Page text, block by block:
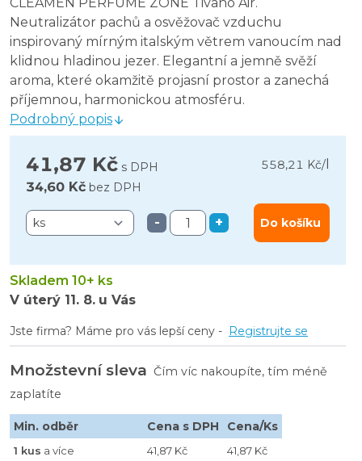
Neutralizátor pachů a osvěžovač vzduchu
inspirovaný mírným italským větrem vanoucím nad
klidnou hladinou jezer. Elegantní a jemně svěží
aroma, které okamžitě projasní prostor a zanechá
příjemnou, harmonickou atmosféru.
Podrobný popis
41,87 Kč s DPH 558,21 Kč/
34,60 Kč bez DPH
- + Do košíku
Skladem 10+ ks
V úterý 11. 8. u Vás
Jste firma? Máme pro vás lepší ceny - Registrujte se
Množstevní sleva Čím víc nakoupíte, tím méně
zaplatíte
Min. odběr Cena s DPH Cena/Ks
1 kus a více 41,87 Kč
41,87 Kč